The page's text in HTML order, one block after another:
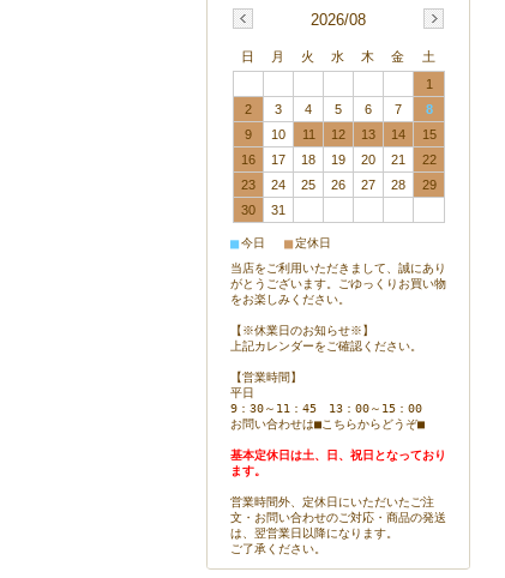
2026/08
日 月 火 水 木 金
土
1
2
3 4 5 6 7
8
9
10 11 12 13 14
15
16
17 18 19 20 21
22
23
24 25 26 27 28
29
30
31
■今日 ■定休日
当店をご利用いただきまして、誠にあり
がとうございます。ごゆっくりお買い物
をお楽しみください。
【※休業日のお知らせ※】
上記カレンダーをご確認ください。
【営業時間】
平日
9：30～11：45 13：00～15：00
お問い合わせは■こちらからどうぞ■
基本定休日は土、日、祝日となっており
ます。
営業時間外、定休日にいただいたご注
文・お問い合わせのご対応・商品の発送
は、翌営業日以降になります。
ご了承ください。